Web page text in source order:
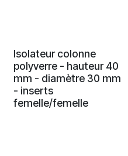
Isolateur colonne
polyverre - hauteur 40
mm - diamètre 30 mm
- inserts
femelle/femelle